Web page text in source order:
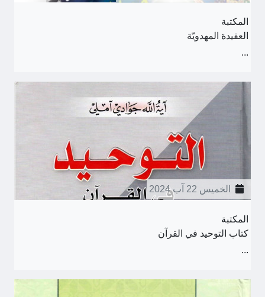
المكتبة
العقيدة المهدويّة
...
الخميس 22 آب 2024
المكتبة
كتاب التوحيد في القرآن
...